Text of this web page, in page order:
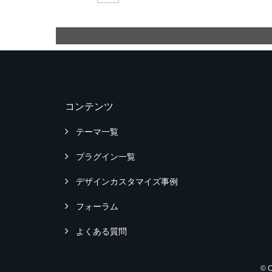
コンテンツ
テーマ一覧
プラグイン一覧
デザインカスタマイズ事例
フォーラム
よくある質問
©